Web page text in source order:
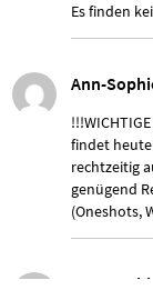
Es finden
Ann-
findet heute
rechtzeitig
genügend
(Oneshots,
Ann-